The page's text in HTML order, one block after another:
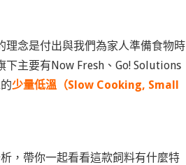
理念是付出與我們為家人準備食物時
主要有Now Fresh、Go! Solutions
少量低溫（Slow Cooking, Small
，帶你一起看看這款飼料有什麼特